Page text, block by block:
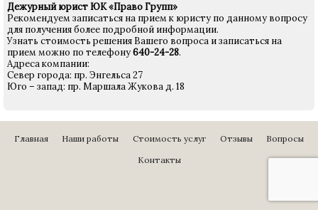
Дежурный юрист ЮК «Право Групп»
Рекомендуем записаться на прием к юристу по данному вопросу
для получения более подробной информации.
Узнать стоимость решения Вашего вопроса и записаться на
прием можно по телефону640-24-28.
Адреса компании:
Север города: пр. Энгельса 27
Юго – запад: пр. Маршала Жукова д. 18
Главная Наши работы Стоимость услуг Отзывы
Вопросы
Контакты